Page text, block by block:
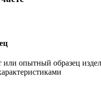
опытный образец